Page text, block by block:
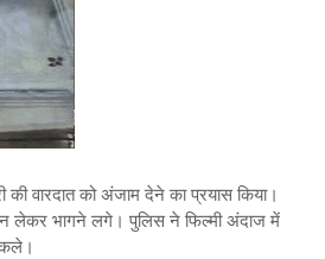
की वारदात को अंजाम देने का प्रयास किया।
लेकर भागने लगे। पुलिस ने फिल्मी अंदाज में